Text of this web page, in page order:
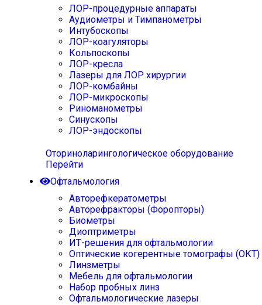
ЛОР-процедурные аппараты
Аудиометры и Тимпанометры
Интубоскопы
ЛОР-коагуляторы
Кольпоскопы
ЛОР-кресла
Лазеры для ЛОР хирургии
ЛОР-комбайны
ЛОР-микроскопы
Риноманометры
Синускопы
ЛОР-эндоскопы
Оториноларингологическое оборудование
Перейти
Офтальмология
Авторефкератометры
Авторефракторы (Форопторы)
Биометры
Диоптриметры
ИТ-решения для офтальмологии
Оптические когерентные томографы (ОКТ)
Линзметры
Мебель для офтальмологии
Набор пробных линз
Офтальмологические лазеры